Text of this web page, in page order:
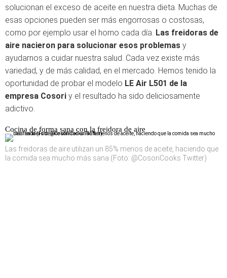
solucionan el exceso de aceite en nuestra dieta. Muchas de
esas opciones pueden ser más engorrosas o costosas,
como por ejemplo usar el horno cada día. Las freidoras de
aire nacieron para solucionar esos problemas y
ayudarnos a cuidar nuestra salud. Cada vez existe más
variedad, y de más calidad, en el mercado. Hemos tenido la
oportunidad de probar el modelo LE Air L501 de la
empresa Cosori y el resultado ha sido deliciosamente
adictivo.
Cocina de forma sana con la freidora de aire
Las freidoras de aire utilizan un 85% menos de aceite, haciendo que
la comida sea mucho más sana (Foto: @CosoriCooks Twitter)